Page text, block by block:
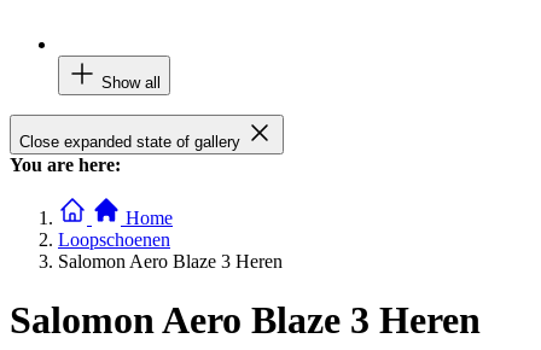
Show all
Close expanded state of gallery
You are here:
Home
Loopschoenen
Salomon Aero Blaze 3 Heren
Salomon Aero Blaze 3 Heren